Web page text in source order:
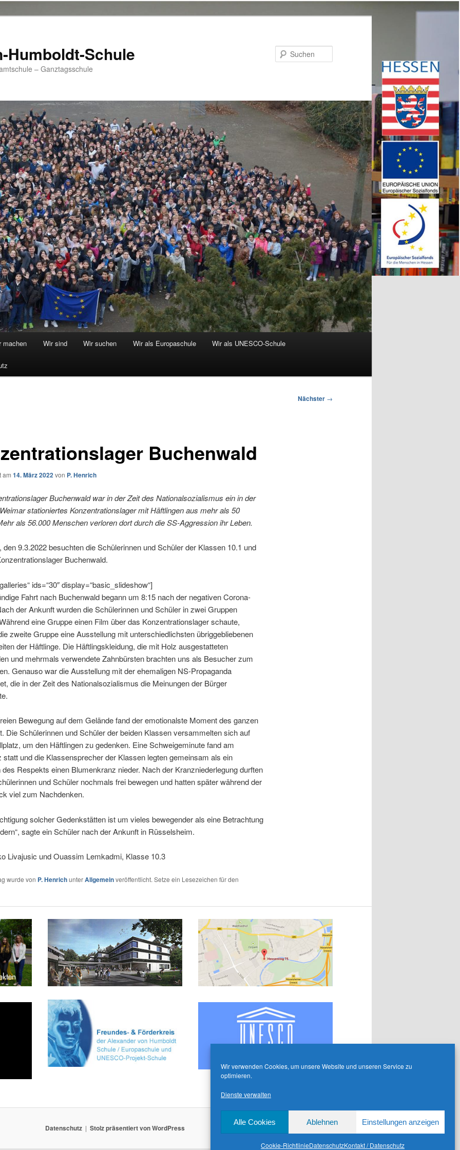
Wir verwenden Cookies, um unsere Website und unseren Service zu
optimieren.
Dienste verwalten
Alle Cookies Ablehnen Einstellungen anzeigen
Cookie-RichtlinieDatenschutzKontakt / Datenschutz
Humboldt-Schule
– Ganztagsschule
machen Wir sind Wir suchen Wir als Europaschule Wir als UNESCO-Schule
Nächster →
Buchenwald
am 14. März 2022von P. Henrich
Buchenwald war in der Zeit des Nationalsozialismus ein in der
stationiertes Konzentrationslager mit Häftlingen aus mehr als 50
als 56.000 Menschen verloren dort durch die SS-Aggression ihr Leben.
den 9.3.2022 besuchten die Schülerinnen und Schüler der Klassen 10.1 und
Buchenwald.
ids=“30″ display=“basic_slideshow“]
Fahrt nach Buchenwald begann um 8:15 nach der negativen Corona-
der Ankunft wurden die Schülerinnen und Schüler in zwei Gruppen
eine Gruppe einen Film über das Konzentrationslager schaute,
zweite Gruppe eine Ausstellung mit unterschiedlichsten übriggebliebenen
der Häftlinge. Die Häftlingskleidung, die mit Holz ausgestatteten
und mehrmals verwendete Zahnbürsten brachten uns als Besucher zum
Genauso war die Ausstellung mit der ehemaligen NS-Propaganda
die in der Zeit des Nationalsozialismus die Meinungen der Bürger
Bewegung auf dem Gelände fand der emotionalste Moment des ganzen
Die Schülerinnen und Schüler der beiden Klassen versammelten sich auf
um den Häftlingen zu gedenken. Eine Schweigeminute fand am
statt und die Klassensprecher der Klassen legten gemeinsam als ein
Respekts einen Blumenkranz nieder. Nach der Kranzniederlegung durften
und Schüler nochmals frei bewegen und hatten später während der
viel zum Nachdenken.
solcher Gedenkstätten ist um vieles bewegender als eine Betrachtung
sagte ein Schüler nach der Ankunft in Rüsselsheim.
Livajusic und Ouassim Lemkadmi, Klasse 10.3
wurde von P. HenrichunterAllgemeinveröffentlicht. Setze ein Lesezeichen für den
Datenschutz Stolz präsentiert von WordPress